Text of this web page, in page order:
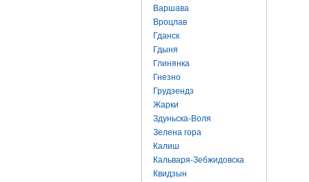
Варшава
Вроцлав
Гданск
Гдыня
Глинянка
Гнезно
Грудзендз
Жарки
Здуньска-Воля
Зелена гора
Калиш
Кальваря-Зебжидовска
Квидзын